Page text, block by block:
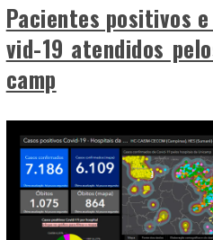
Pacientes positivos
vid-19 atendidos
camp